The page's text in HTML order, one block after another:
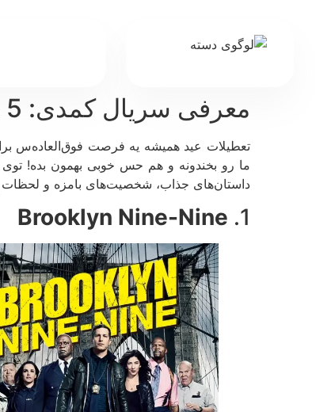
معرفی سریال کمدی: 5 سریال خفن کمدی برای تعطیلات عید امسال
تعطیلات عید همیشه یه فرصت فوق‌العاده‌س
ما رو بخندونه و هم حس خوبی بهمون بده! توی
داستان‌های جذاب، شخصیت‌های بامزه و لحظات
1.
Brooklyn Nine-Nine